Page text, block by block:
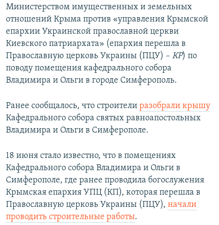
Министерством имущественных и земельных
отношений Крыма против «управления Крымской
епархии Украинской православной церкви
Киевского патриархата» (епархия перешла в
Православную церковь Украины (ПЦУ) – КР) по
поводу помещения кафедрального собора
Владимира и Ольги в городе Симферополь.
Ранее сообщалось, что строители разобрали крышу
Кафедрального собора святых равноапостольных
Владимира и Ольги в Симферополе.
18 июня стало известно, что в помещениях
Кафедрального собора Владимира и Ольги в
Симферополе, где ранее проводила богослужения
Крымская епархия УПЦ (КП), которая перешла в
Православную церковь Украины (ПЦУ), начали
проводить строительные работы.